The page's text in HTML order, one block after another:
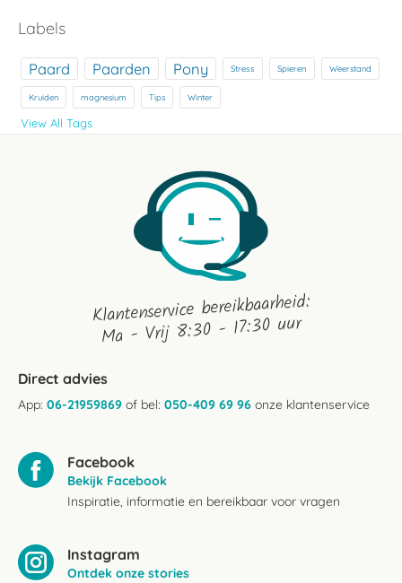
Labels
Paard Paarden Pony Stress Spieren Weerstand
Kruiden magnesium Tips Winter
View All Tags
Klantenservice bereikbaarheid:
Ma - Vrij 8:30 - 17:30 uur
Direct advies
App: 06-21959869 of bel: 050-409 69 96 onze klantenservice
Facebook
Bekijk Facebook
Inspiratie, informatie en bereikbaar voor vragen
Instagram
Ontdek onze stories